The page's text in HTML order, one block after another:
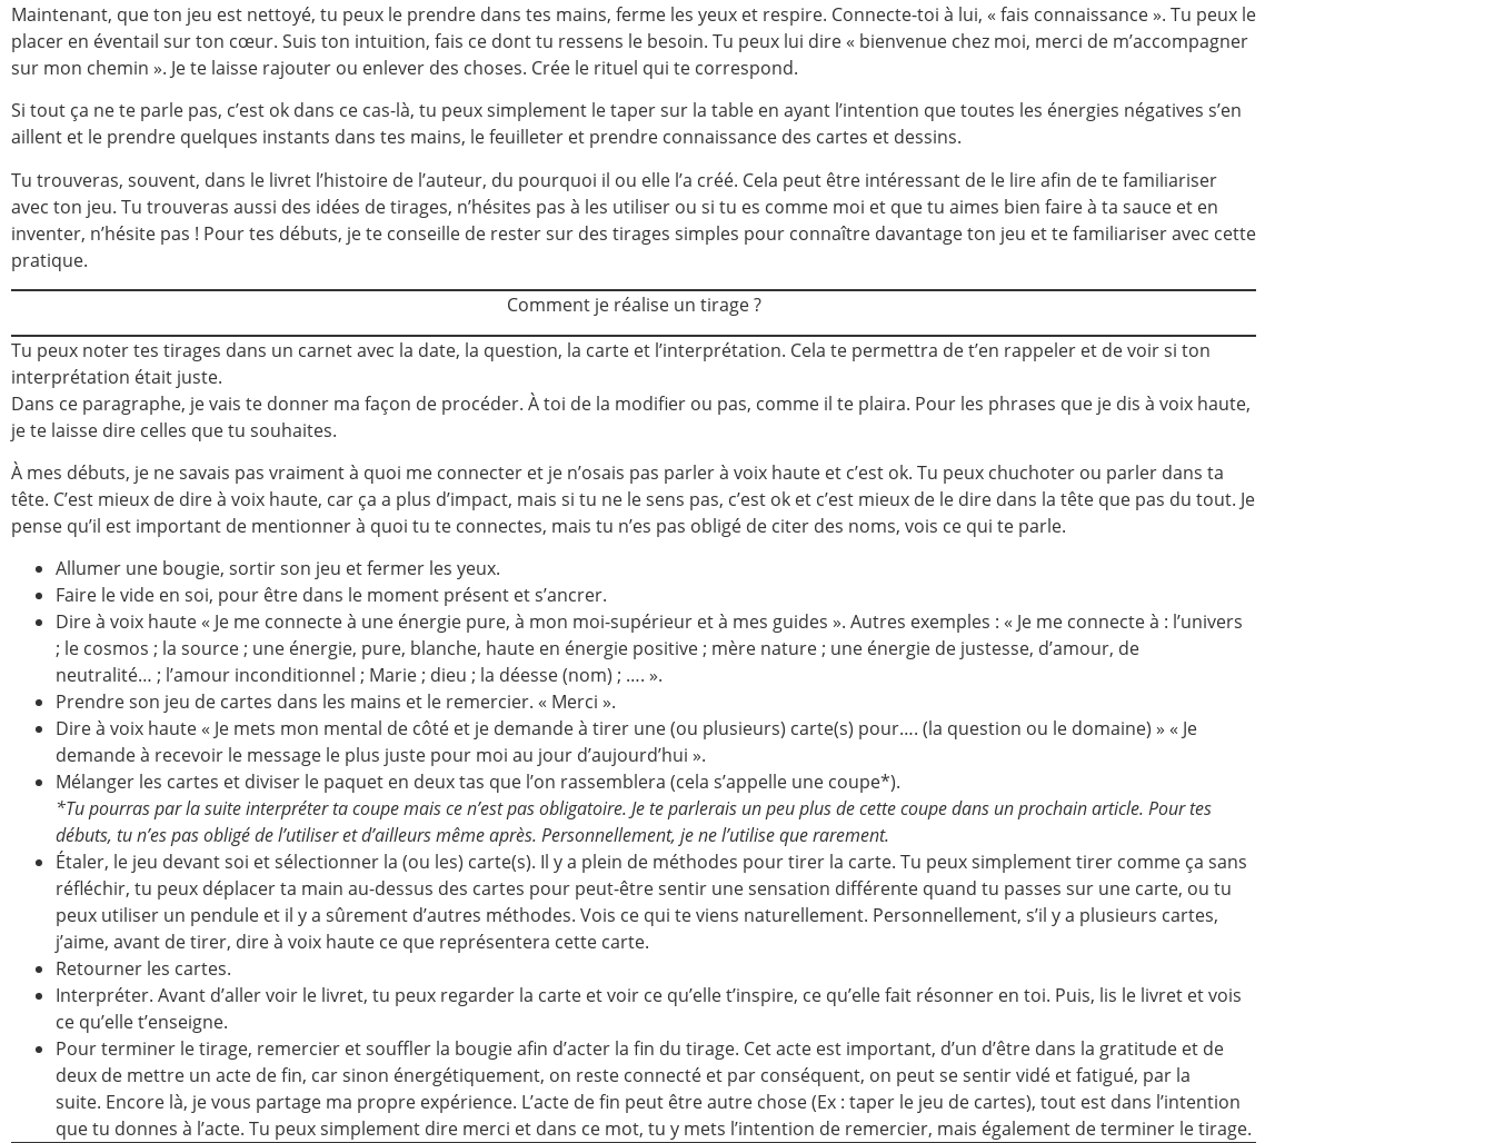
Maintenant, que ton jeu est nettoyé, tu peux le prendre dans tes mains, ferme les yeux et respire. Connecte-toi à lui, « fais connaissance ». Tu peux le
placer en éventail sur ton cœur. Suis ton intuition, fais ce dont tu ressens le besoin. Tu peux lui dire « bienvenue chez moi, merci de m’accompagner
sur mon chemin ». Je te laisse rajouter ou enlever des choses. Crée le rituel qui te correspond.
Si tout ça ne te parle pas, c’est ok dans ce cas-là, tu peux simplement le taper sur la table en ayant l’intention que toutes les énergies négatives s’en
aillent et le prendre quelques instants dans tes mains, le feuilleter et prendre connaissance des cartes et dessins.
Tu trouveras, souvent, dans le livret l’histoire de l’auteur, du pourquoi il ou elle l’a créé. Cela peut être intéressant de le lire afin de te familiariser
avec ton jeu. Tu trouveras aussi des idées de tirages, n’hésites pas à les utiliser ou si tu es comme moi et que tu aimes bien faire à ta sauce et en
inventer, n’hésite pas ! Pour tes débuts, je te conseille de rester sur des tirages simples pour connaître davantage ton jeu et te familiariser avec cette
pratique.
Comment je réalise un tirage ?
Tu peux noter tes tirages dans un carnet avec la date, la question, la carte et l’interprétation. Cela te permettra de t’en rappeler et de voir si ton
interprétation était juste.
Dans ce paragraphe, je vais te donner ma façon de procéder. À toi de la modifier ou pas, comme il te plaira. Pour les phrases que je dis à voix haute,
je te laisse dire celles que tu souhaites.
À mes débuts, je ne savais pas vraiment à quoi me connecter et je n’osais pas parler à voix haute et c’est ok. Tu peux chuchoter ou parler dans ta
tête. C’est mieux de dire à voix haute, car ça a plus d’impact, mais si tu ne le sens pas, c’est ok et c’est mieux de le dire dans la tête que pas du tout. Je
pense qu’il est important de mentionner à quoi tu te connectes, mais tu n’es pas obligé de citer des noms, vois ce qui te parle.
Allumer une bougie, sortir son jeu et fermer les yeux.
Faire le vide en soi, pour être dans le moment présent et s’ancrer.
Dire à voix haute « Je me connecte à une énergie pure, à mon moi-supérieur et à mes guides ». Autres exemples : « Je me connecte à : l’univers
; le cosmos ; la source ; une énergie, pure, blanche, haute en énergie positive ; mère nature ; une énergie de justesse, d’amour, de
neutralité… ; l’amour inconditionnel ; Marie ; dieu ; la déesse (nom) ; …. ».
Prendre son jeu de cartes dans les mains et le remercier. « Merci ».
Dire à voix haute « Je mets mon mental de côté et je demande à tirer une (ou plusieurs) carte(s) pour…. (la question ou le domaine) » « Je
demande à recevoir le message le plus juste pour moi au jour d’aujourd’hui ».
Mélanger les cartes et diviser le paquet en deux tas que l’on rassemblera (cela s’appelle une coupe*).
*Tu pourras par la suite interpréter ta coupe mais ce n’est pas obligatoire. Je te parlerais un peu plus de cette coupe dans un prochain article. Pour tes
débuts, tu n’es pas obligé de l’utiliser et d’ailleurs même après. Personnellement, je ne l’utilise que rarement.
Étaler, le jeu devant soi et sélectionner la (ou les) carte(s). Il y a plein de méthodes pour tirer la carte. Tu peux simplement tirer comme ça sans
réfléchir, tu peux déplacer ta main au-dessus des cartes pour peut-être sentir une sensation différente quand tu passes sur une carte, ou tu
peux utiliser un pendule et il y a sûrement d’autres méthodes. Vois ce qui te viens naturellement. Personnellement, s’il y a plusieurs cartes,
j’aime, avant de tirer, dire à voix haute ce que représentera cette carte.
Retourner les cartes.
Interpréter. Avant d’aller voir le livret, tu peux regarder la carte et voir ce qu’elle t’inspire, ce qu’elle fait résonner en toi. Puis, lis le livret et vois
ce qu’elle t’enseigne.
Pour terminer le tirage, remercier et souffler la bougie afin d’acter la fin du tirage. Cet acte est important, d’un d’être dans la gratitude et de
deux de mettre un acte de fin, car sinon énergétiquement, on reste connecté et par conséquent, on peut se sentir vidé et fatigué, par la
suite. Encore là, je vous partage ma propre expérience. L’acte de fin peut être autre chose (Ex : taper le jeu de cartes), tout est dans l’intention
que tu donnes à l’acte. Tu peux simplement dire merci et dans ce mot, tu y mets l’intention de remercier, mais également de terminer le tirage.